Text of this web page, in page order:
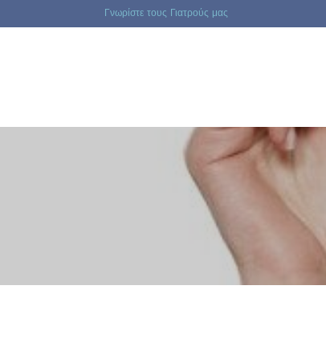
Γνωρίστε τους Γιατρούς μας